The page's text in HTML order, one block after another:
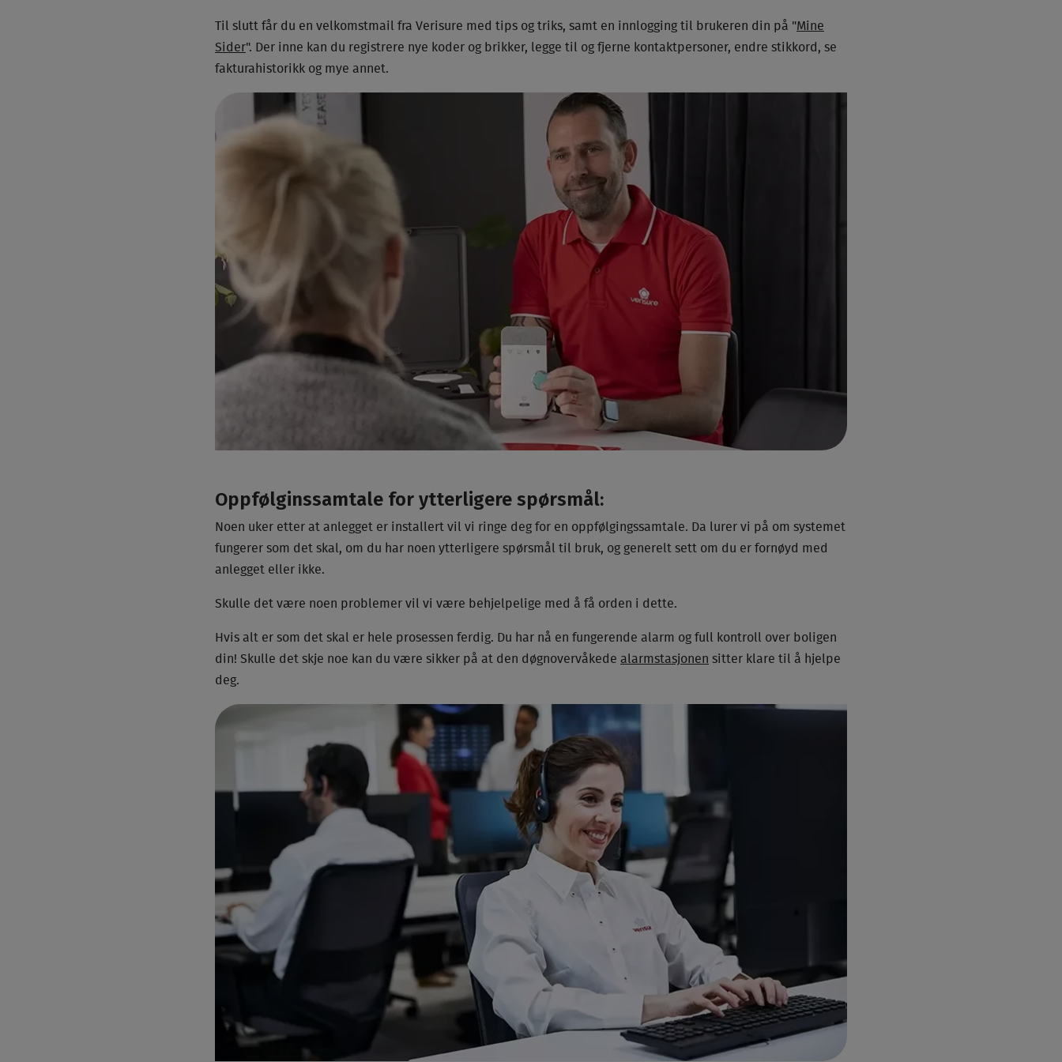
Til slutt får du en velkomstmail fra Verisure med tips og triks, samt en innlogging til brukeren din på "Mine
Sider". Der inne kan du registrere nye koder og brikker, legge til og fjerne kontaktpersoner, endre stikkord, se
fakturahistorikk og mye annet.
Oppfølginssamtale for ytterligere spørsmål:
Noen uker etter at anlegget er installert vil vi ringe deg for en oppfølgingssamtale. Da lurer vi på om systemet
fungerer som det skal, om du har noen ytterligere spørsmål til bruk, og generelt sett om du er fornøyd med
anlegget eller ikke.
Skulle det være noen problemer vil vi være behjelpelige med å få orden i dette.
Hvis alt er som det skal er hele prosessen ferdig. Du har nå en fungerende alarm og full kontroll over boligen
din! Skulle det skje noe kan du være sikker på at den døgnovervåkede alarmstasjonen sitter klare til å hjelpe
deg.